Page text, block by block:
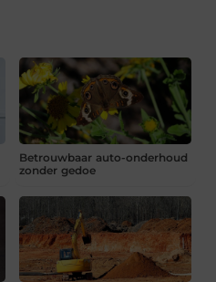
Betrouwbaar auto-onderhoud
zonder gedoe